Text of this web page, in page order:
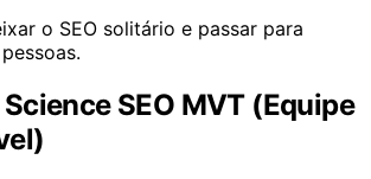
o SEO solitário e passar para
SEO MVT (Equipe